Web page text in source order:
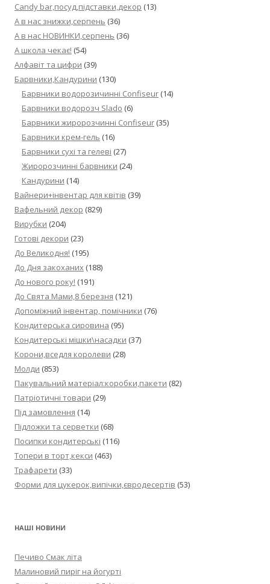
Candy bar,посуд,підставки,декор (13)
А в нас знижки,серпень (36)
А в нас НОВИНКИ,серпень (36)
А школа чекає! (54)
Алфавіт та цифри (39)
Барвники,Кандурини (130)
Барвники водорозичинні Confiseur (14)
Барвники водорозч Slado (6)
Барвники жиророзчинні Confiseur (35)
Барвники крем-гель (16)
Барвники сухі та гелеві (27)
Жиророзчинні барвники (24)
Кандурини (14)
Вайнери+інвентар для квітів (39)
Вафельний декор (829)
Вирубки (204)
Готові декори (23)
До Великодня! (195)
До Дня закоханих (188)
До нового року! (191)
До Свята Мами,8 березня (121)
Допоміжний інвентар, помічники (76)
Кондитерська сировина (95)
Кондитерські мішки\насадки (37)
Корони,вседля королеви (28)
Молди (853)
Пакувальний матеріал:коробки,пакети (82)
Патріотичні товари (29)
Під замовлення (14)
Підложки та серветки (68)
Посипки кондитерські (116)
Топери в торт,кекси (463)
Трафарети (33)
Форми для цукерок,випічки,євродесертів (53)
НАШІ НОВИНИ
Печиво Смак літа
Малиновий пиріг на йогурті